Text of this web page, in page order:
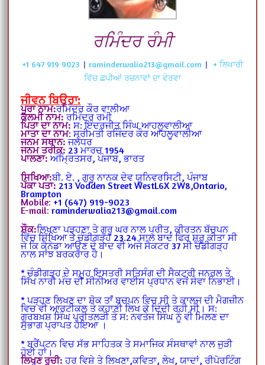
ਰਮਿੰਦਰ ਰੰਮੀ
+1 647 919 9023 | raminderwalia213@gmail.com |
+ ਲਿਖਾਰੀ
ਵਿੱਚ ਛਪੀਆਂ ਰਚਨਾਵਾਂ ਦਾ ਵੇਰਵਾ
ਜੀਵਨ ਬਿਉਰਾ:
ਪੂਰਾ ਨਾਮ:ਰਮਿੰਦਰ ਕੌਰ ਵਾਲੀਆ
ਕਲਮੀ ਨਾਮ: ਰਮਿੰਦਰ ਰਮੀ
ਪਿਤਾ ਦਾ ਨਾਮ: ਸ: ਇੰਦਰਜੀਤ ਸਿੰਘ ਆਹਲੂਵਾਲੀਆ
ਮਾਤਾ ਦਾ ਨਾਮ: ਸ੍ਰੀਮਤੀ ਰਜਿੰਦਰ ਕੌਰ ਆਹਲੂਵਾਲੀਆ
ਜਨਮ ਸਥਾਨ: ਜਲੰਧਰ
ਜਨਮ ਤਰੀਕ: 23 ਮਾਰਚ 1954
ਪਾਲਣਾ: ਅੰਮ੍ਰਿਤਸਰ, ਪੰਜਾਬ, ਭਾਰਤ
ਸਿਖਿਆ:ਬੀ. ਏ. , ਗੁਰੂ ਨਾਨਕ ਦੇਵ ਯੂਨਿਵਰਸਿਟੀ, ਪੰਜਾਬ
ਪੱਕਾ ਪਤਾ: 213 Vodden Street WestL6X 2W8,Ontario,
Brampton
Mobile: +1 (647) 919-9023
E-mail: raminderwalia213@gmail.com
ਸ਼ੌਕ:ਲਿਖਣਾ ਪੜ੍ਹਣਾ ਤੇ ਗੁਰੂ ਘਰ ਨਾਲ ਪ੍ਰੀਤ, ਕੀਰਤਨ ਬੱਚਪਨ
ਵਿੱਚ ਸਿੱਖਿਆ ਤੇ ਚੰਡੀਗੜ੍ਹ 23.24 ਸਾਲ ਬਾਦ ਫਿਰ ਸ਼ੁਰੂ ਕੀਤਾ ਸੀ
ਜੋ ਕਿ ਕੈਨੇਡਾ ਆਉਣ ਦੇ ਬਾਦ ਵੀ ਅਜੇ ਸੈਕਟਰ 37 ਸੀ ਚੰਡੀਗੜ੍ਹ
ਨਾਲ ਸਾਂਝ ਬਰਕਰਾਰ ਹੈ।
* ਚੰਡੀਗੜ੍ਹ ਦੇ ਸਮੂਹ ਇਸਤਰੀ ਸਤਿਸੰਗ ਦੀ ਸੈਕਟਰੀ ਜਨਰਲ ਤੇ
ਸਿੱਖ ਨਾਰੀ ਮੰਚ ਦੀ ਸੀਨੀਅਰ ਵਾਈਸ ਪ੍ਰਧਾਨ ਵਜੋਂ ਸੇਵਾ ਨਿਭਾਈ।
* ਪੜ੍ਹਣ ਲਿਖਣ ਦਾ ਸ਼ੋਕ ਤਾਂਂ ਬਚਪਨ ਵਿਚ ਸੀ ਤੇ ਕਾਲਜ ਦੀ ਮੈਗਜ਼ੀਨ
ਵਿਚ ਵੀ ਆਰਟੀਕਲ ਤੇ ਕਹਾਣੀ ਲਿਖ ਕੇ ਦਿੰਦੀ ਰਹੀ ਸੀ। ਸ:
ਗੁਰਬਖ਼ਸ਼ ਸਿੰਘ ਪ੍ਰੀਤਲੜੀ ਤੇ ਸ: ਨਵਤੇਜ ਸਿੰਘ ਨੂੰ ਵੀ ਮਿਲਣ ਦਾ
ਸੁਭਾਗ ਪ੍ਰਾਪਤ ਹੋਇਆ ।
* ਬਰੈਂਪਟਨ ਵਿਚ ਸੱਭ ਸਾਹਿਤਕ ਤੇ ਸਮਾਜਿਕ ਸੰਸਥਾਵਾਂ ਨਾਲ ਜੁੜੀ
ਹੋਈ ਹਾਂ।
ਲਿਖਣ ਰੁਚੀ: ਹਰ ਵਿਸ਼ੇ ਤੇ ਲਿਖਣਾ,ਕਵਿਤਾ, ਲੇਖ, ਯਾਦਾਂ, ਰੀਪੋਰਟਿੰਗ